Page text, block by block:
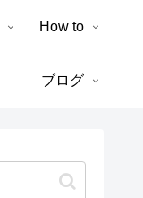
How to
ブログ